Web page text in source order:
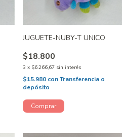
JUGUETE-NUBY-T UNICO
$18.800
3 x $6.266,67 sin interés
$15.980 conTransferencia o
depósito